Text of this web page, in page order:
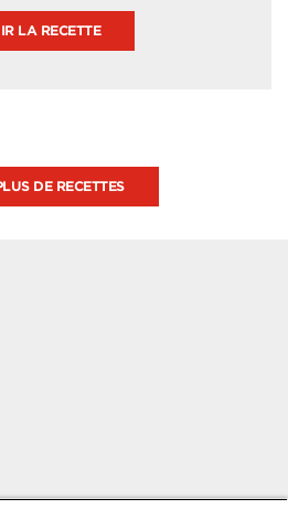
LA RECETTE
DE RECETTES